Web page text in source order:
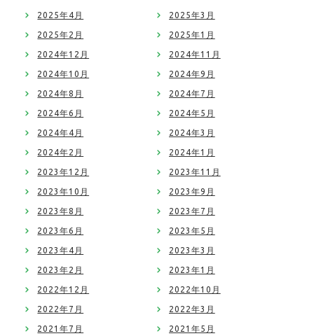
2025年4月 2025年3月
2025年2月 2025年1月
2024年12月 2024年11月
2024年10月 2024年9月
2024年8月 2024年7月
2024年6月 2024年5月
2024年4月 2024年3月
2024年2月 2024年1月
2023年12月 2023年11月
2023年10月 2023年9月
2023年8月 2023年7月
2023年6月 2023年5月
2023年4月 2023年3月
2023年2月 2023年1月
2022年12月 2022年10月
2022年7月 2022年3月
2021年7月 2021年5月